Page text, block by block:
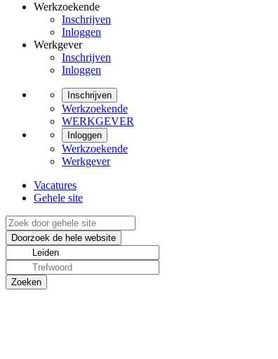
Werkzoekende
Inschrijven
Inloggen
Werkgever
Inschrijven
Inloggen
Inschrijven
Werkzoekende
WERKGEVER
Inloggen
Werkzoekende
Werkgever
Vacatures
Gehele site